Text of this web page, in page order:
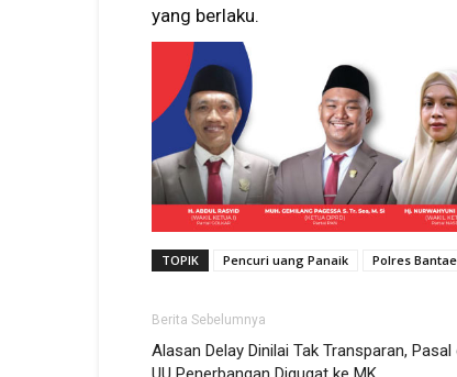
yang berlaku.
TOPIK Pencuri uang Panaik Polres
Berita Sebelumnya
Alasan Delay Dinilai Tak Transparan, Pasal